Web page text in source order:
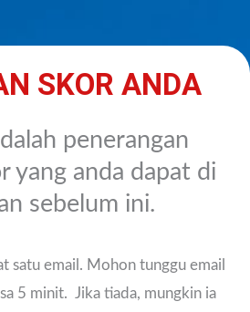
SKOR ANDA
penerangan
yang anda dapat di
sebelum ini.
satu email. Mohon tunggu email
5 minit. Jika tiada, mungkin ia